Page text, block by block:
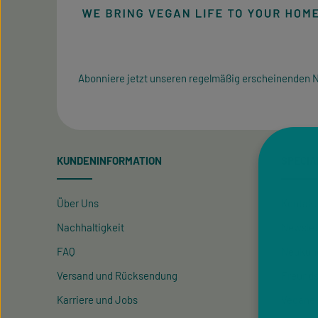
Abonniere jetzt unseren regelmäßig erscheinenden
KUNDENINFORMATION
Über Uns
Nachhaltigkeit
FAQ
Versand und Rücksendung
Karriere und Jobs